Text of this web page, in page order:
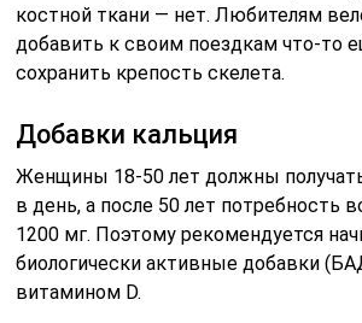
костной ткани — нет. Любителям
добавить к своим поездкам что-то
сохранить крепость скелета.
Добавки кальция
Женщины 18-50 лет должны
в день, а после 50 лет потребность
1200 мг. Поэтому рекомендуется
биологически активные добавки
витамином D.